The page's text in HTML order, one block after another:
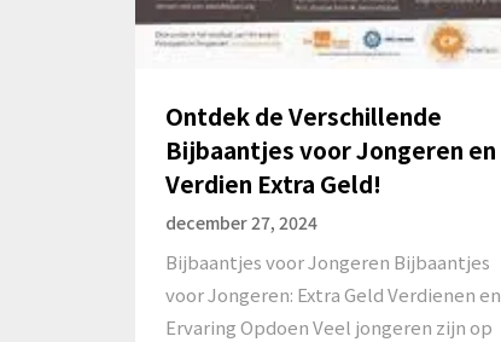
Ontdek de Verschillende
Bijbaantjes voor Jongeren en
Verdien Extra Geld!
december 27, 2024
Bijbaantjes voor Jongeren Bijbaantjes
voor Jongeren: Extra Geld Verdienen en
Ervaring Opdoen Veel jongeren zijn op